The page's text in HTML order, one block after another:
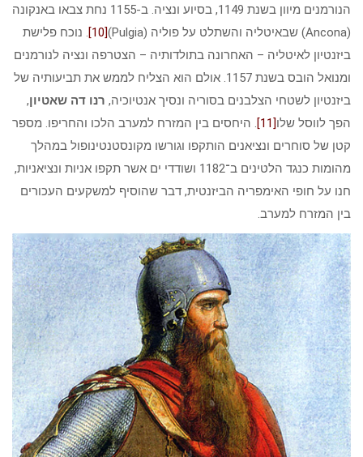
הנורמנים מיוון בשנת 1149, בסיוע ונציה. ב-1155 נחת צבאו באנקונה
(Ancona) שבאיטליה והשתלט על פוליה (Pulgia)
[10]
. נוכח פלישת
ביזנטיון לאיטליה – האחרונה בתולדותיה – הצטרפה ונציה לנורמנים
ומנואל הובס בשנת 1157. אולם הוא הצליח לממש את תביעותיה של
ביזנטיון לשטחי הצלבנים בסוריה ונסיך אנטיוכיה, רנו דה שאטיון,
הפך לווסל שלו[11]
. היחסים בין המזרח למערב הלכו והחריפו. מספר
קטן של סוחרים ונציאנים הותקפו וגורשו מקונסטנטינופול במהלך
מהומות כנגד הלטינים ב־1182 ושודדי ים אשר תקפו אניות ונציאניות,
חנו על חופי האימפריה הביזנטית, דבר שהוסיף למשקעים העכורים
בין המזרח למערב.